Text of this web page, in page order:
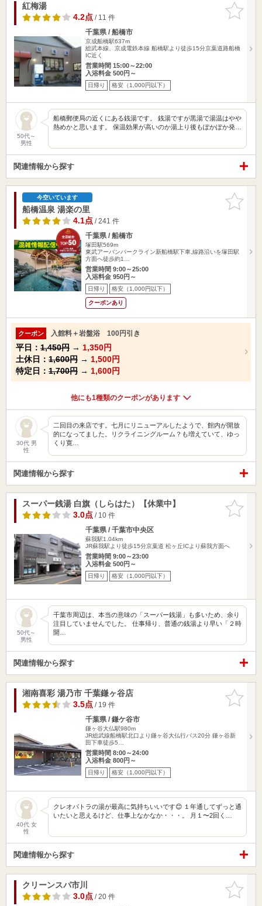
お気に入
りに追加
紅梅湯
4.2点/ 11 件
千葉県 / 船橋市
京成船橋駅637m
総武本線、京成電鉄本線 船橋駅より徒歩15分京葉道路船橋
IC近く
営業時間 15:00～22:00
入浴料金 500円～
日帰り 格安（1,000円以下）
50代～
男性
船橋郵便局の近くにある銭湯です。 銭湯ですが黒湯で湯温はやや
熱めかと思います。 保温効果が高いのか湯上り後もぽかぽか発…
関連情報から探す
お気に入
りに追加
今空いています
船橋温泉 湯楽の里
4.1点/ 241 件
千葉県 / 船橋市
塚田駅569m
東武アーバンパークライン新船橋駅下車,線路沿いを塚田駅
方面へ徒歩約1…
営業時間 9:00～25:00
入浴料金 950円～
日帰り 格安（1,000円以下）
クーポンあり
クーポン 入館料＋岩盤浴 100円引き
平日： 1,450円 → 1,350円
土休日： 1,600円 → 1,500円
特定日： 1,700円 → 1,600円
他にも1種類のクーポンがあります
30代 男
性
二回目の来店です。七月にリニューアルしたようで、館内が開放
的になってました。リクライニングルーム？も増えていて、ゆっ
くり寛…
関連情報から探す
お気に入
りに追加
スーパー銭湯 白旗（しらはた）【休業中】
3.0点/ 10 件
千葉県 / 千葉市中央区
蘇我駅1.04km
JR蘇我駅より徒歩15分京葉道 松ヶ丘ICより蘇我方面へ
営業時間 9:00～23:00
入浴料金 500円～
日帰り 格安（1,000円以下）
50代～
男性
千葉市周辺は、本当の意味の「スーパー銭湯」も多いため、余り
注目していませんでした。 仕事帰り、普通の銭湯より早い「２時
開…
関連情報から探す
お気に入
りに追加
湘南喜彩 湯乃市 千葉鎌ヶ谷店
3.5点/ 19 件
千葉県 / 鎌ケ谷市
鎌ヶ谷大仏駅980m
JR総武線船橋駅北口より鎌ヶ谷大仏行バス20分 鎌ヶ谷新
田下車徒歩5…
営業時間 8:00～24:00
入浴料金 800円～
日帰り 格安（1,000円以下）
40代 女
性
クレオパトラの湯が最高に気持ちいいです😊 １年通してずっと通
いたいと思えるけど、仕事上なかなか・・・。 月１〜2回く…
関連情報から探す
お気に入
りに追加
クリーンスパ市川
3.0点/ 20 件